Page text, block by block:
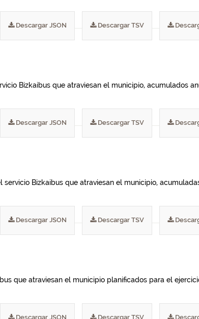
Descargar JSON Descargar TSV
Bizkaibus que atraviesan el municipio, acumulados
Descargar JSON Descargar TSV
Bizkaibus que atraviesan el municipio,
Descargar JSON Descargar TSV
que atraviesan el municipio planificados para el
Descargar JSON Descargar TSV